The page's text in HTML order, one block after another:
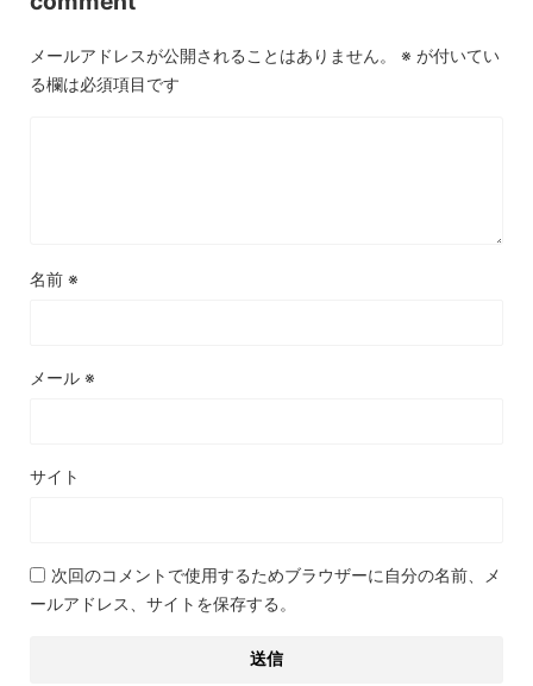
メールアドレスが公開されることはありません。 ※ が付いてい
る欄は必須項目です
名前 ※
メール ※
サイト
次回のコメントで使用するためブラウザーに自分の名前、メ
ールアドレス、サイトを保存する。